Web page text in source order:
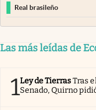
Real brasileño
Las más leídas de
1Ley de TierrasTras
Senado, Quirno